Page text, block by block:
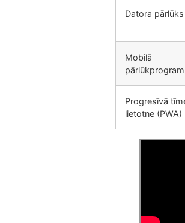
Datora pārlūks
Mobilā
Progresīvā
lietotne (PWA)